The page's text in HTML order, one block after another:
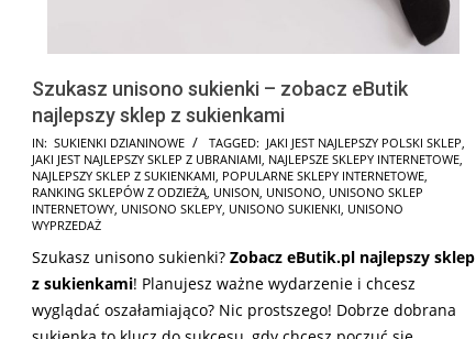
Szukasz unisono sukienki – zobacz eButik
najlepszy sklep z sukienkami
2025-
08-
20
IN: SUKIENKI DZIANINOWE TAGGED: JAKI JEST NAJLEPSZY POLSKI SKLEP,
JAKI JEST NAJLEPSZY SKLEP Z UBRANIAMI, NAJLEPSZE SKLEPY INTERNETOWE,
NAJLEPSZY SKLEP Z SUKIENKAMI, POPULARNE SKLEPY INTERNETOWE,
RANKING SKLEPÓW Z ODZIEŻĄ, UNISON, UNISONO, UNISONO SKLEP
INTERNETOWY, UNISONO SKLEPY, UNISONO SUKIENKI, UNISONO
WYPRZEDAŻ
Szukasz unisono sukienki? Zobacz eButik.pl najlepszy sklep
z sukienkami! Planujesz ważne wydarzenie i chcesz
wyglądać oszałamiająco? Nic prostszego! Dobrze dobrana